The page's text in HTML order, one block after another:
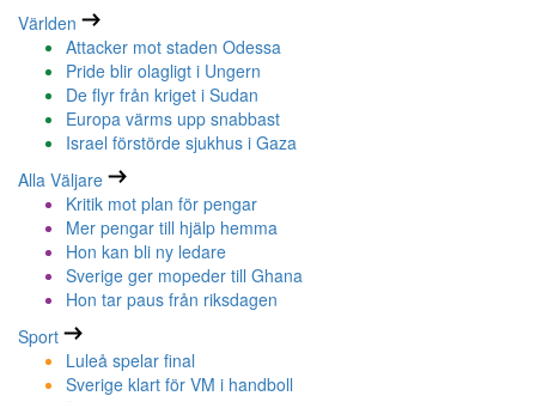
Världen
Attacker mot staden Odessa
Pride blir olagligt i Ungern
De flyr från kriget i Sudan
Europa värms upp snabbast
Israel förstörde sjukhus i Gaza
Alla Väljare
Kritik mot plan för pengar
Mer pengar till hjälp hemma
Hon kan bli ny ledare
Sverige ger mopeder till Ghana
Hon tar paus från riksdagen
Sport
Luleå spelar final
Sverige klart för VM i handboll